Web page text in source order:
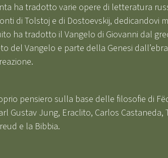
ha tradotto varie opere di letteratura
di Tolstoj e di Dostoevskij, dedicandovi
ha tradotto il Vangelo di Giovanni dal
del Vangelo e parte della Genesi
pensiero sulla base delle filosofie di
Gustav Jung, Eraclito, Carlos Castaneda,
e la Bibbia.